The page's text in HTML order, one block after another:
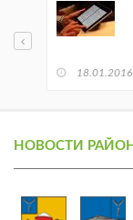
18.01.2016
НОВОСТИ